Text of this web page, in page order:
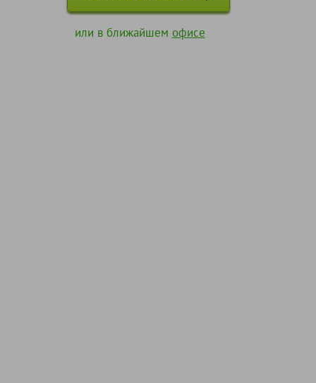
или в ближайшем офисе